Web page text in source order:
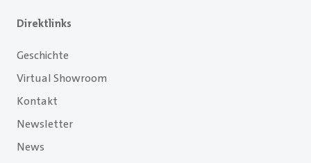
Direktlinks
Geschichte
Virtual Showroom
Kontakt
Newsletter
News